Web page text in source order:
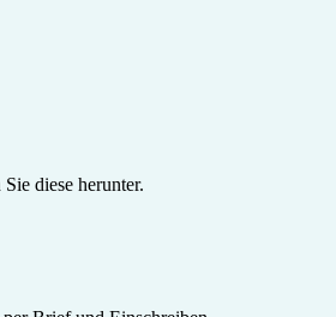
diese herunter.